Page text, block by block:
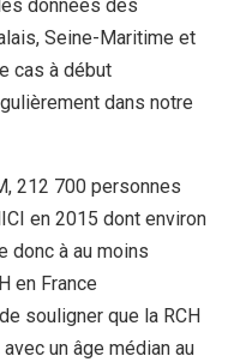
données des
Seine-Maritime et
cas à début
dans notre
212 700 personnes
en 2015 dont environ
donc à au moins
en France
souligner que la RCH
un âge médian au